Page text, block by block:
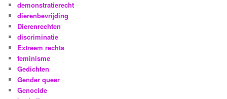
demonstratierecht
dierenbevrijding
Dierenrechten
discriminatie
Extreem rechts
feminisme
Gedichten
Gender queer
Genocide